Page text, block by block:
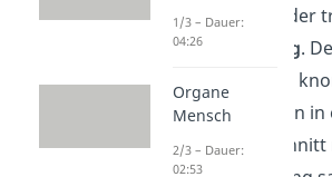
Ohrmuschel und der
äußere Gehörgang.
beginnt mit einem
Abschnitt, der dann in
knöchernen
1/3 – Dauer:
04:26
Organe
Mensch
2/3 – Dauer:
02:53